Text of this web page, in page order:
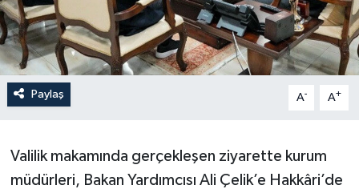
Paylaş A- A+
Valilik makamında gerçekleşen ziyarette kurum
müdürleri, Bakan Yardımcısı Ali Çelik’e Hakkâri’de